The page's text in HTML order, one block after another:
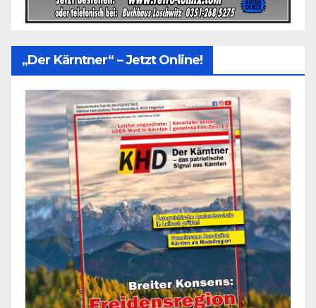
„Der Kärntner“ – Jetzt Online!